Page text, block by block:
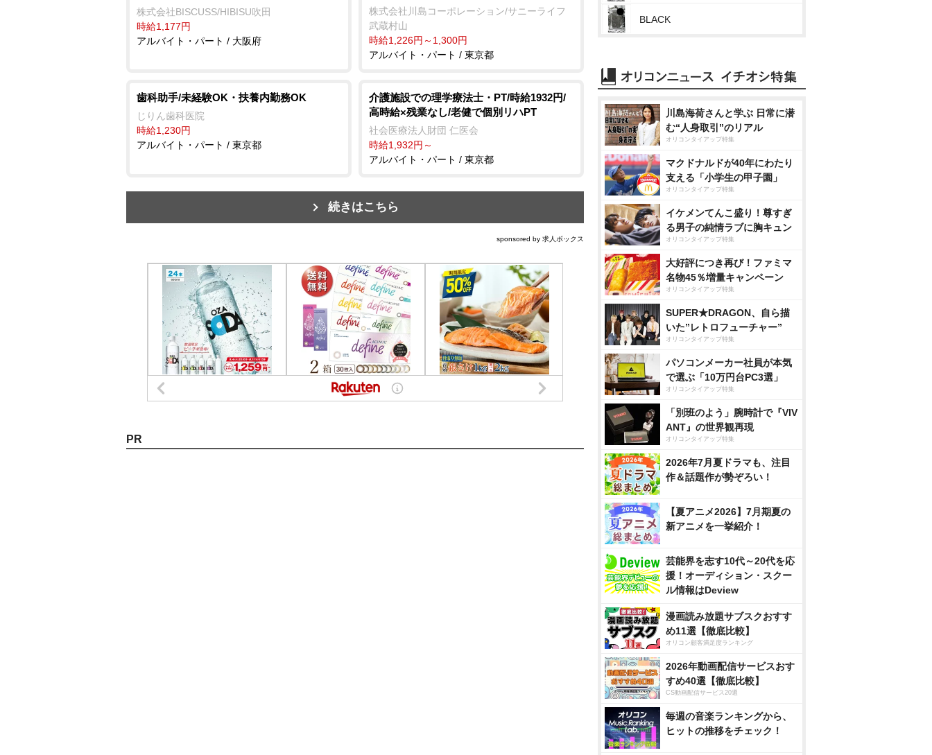
株式会社BISCUSS/HIBISU吹田
時給1,177円
アルバイト・パート / 大阪府
株式会社川島コーポレーション/サニーライフ
武蔵村山
時給1,226円～1,300円
アルバイト・パート / 東京都
歯科助手/未経験OK・扶養内勤務OK
じりん歯科医院
時給1,230円
アルバイト・パート / 東京都
介護施設での理学療法士・PT/時給1932円/
高時給×残業なし/老健で個別リハPT
社会医療法人財団 仁医会
時給1,932円～
アルバイト・パート / 東京都
続きはこちら
sponsored by 求人ボックス
PR
BLACK
川島海荷さんと学ぶ 日常に潜
む“人身取引”のリアル
オリコンタイアップ特集
マクドナルドが40年にわたり
支える「小学生の甲子園」
オリコンタイアップ特集
イケメンてんこ盛り！尊すぎ
る男子の純情ラブに胸キュン
オリコンタイアップ特集
大好評につき再び！ファミマ
名物45％増量キャンペーン
オリコンタイアップ特集
SUPER★DRAGON、自ら描
いた”レトロフューチャー”
オリコンタイアップ特集
パソコンメーカー社員が本気
で選ぶ「10万円台PC3選」
オリコンタイアップ特集
「別班のよう」腕時計で『VIV
ANT』の世界観再現
オリコンタイアップ特集
2026年7月夏ドラマも、注目
作＆話題作が勢ぞろい！
【夏アニメ2026】7月期夏の
新アニメを一挙紹介！
芸能界を志す10代～20代を応
援！オーディション・スクー
ル情報はDeview
漫画読み放題サブスクおすす
め11選【徹底比較】
オリコン顧客満足度ランキング
2026年動画配信サービスおす
すめ40選【徹底比較】
CS動画配信サービス20選
毎週の音楽ランキングから、
ヒットの推移をチェック！